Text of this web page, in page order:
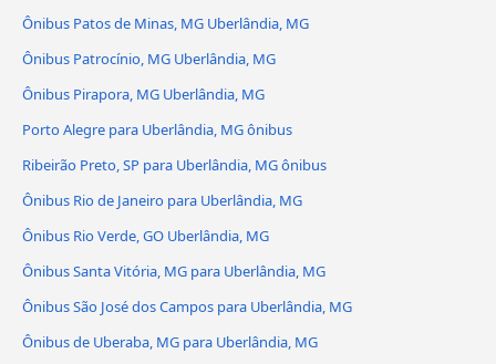
Ônibus Patos de Minas, MG Uberlândia, MG
Ônibus Patrocínio, MG Uberlândia, MG
Ônibus Pirapora, MG Uberlândia, MG
Porto Alegre para Uberlândia, MG ônibus
Ribeirão Preto, SP para Uberlândia, MG ônibus
Ônibus Rio de Janeiro para Uberlândia, MG
Ônibus Rio Verde, GO Uberlândia, MG
Ônibus Santa Vitória, MG para Uberlândia, MG
Ônibus São José dos Campos para Uberlândia, MG
Ônibus de Uberaba, MG para Uberlândia, MG